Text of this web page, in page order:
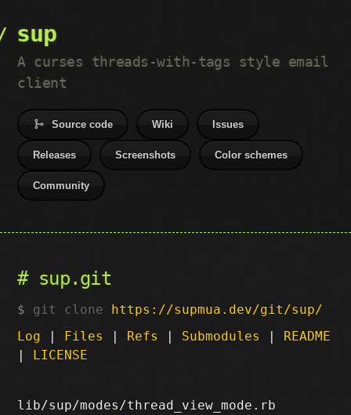
sup
A curses threads-with-tags style email
client
Source code Wiki Issues
Releases Screenshots Color schemes
Community
sup.git
git clone https://supmua.dev/git/sup/
Log | Files | Refs | Submodules | README
| LICENSE
lib/sup/modes/thread_view_mode.rb